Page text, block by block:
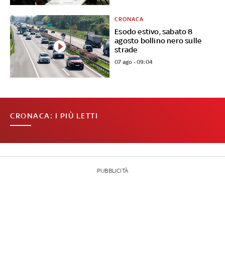
Esodo estivo, sabato 8
agosto bollino nero sulle
strade
CRONACA
07 ago - 09:04
CRONACA: I PIÙ LETTI
PUBBLICITÀ